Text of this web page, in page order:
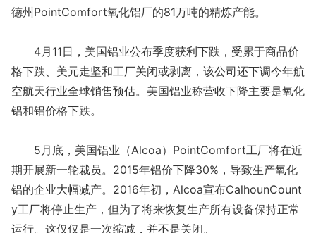
德州PointComfort氧化铝厂的81万吨的精炼产能。
4月11日，美国铝业公布季度获利下跌，受累于商品价
格下跌、美元走坚和工厂关闭或剥离，该公司还下调今年航
空航天行业全球销售预估。美国铝业称营收下降主要是氧化
铝和铝价格下跌。
5月底，美国铝业（Alcoa）PointComfort工厂将在近
期开展新一轮裁员。2015年铝价下降30%，导致生产氧化
铝的企业大幅减产。2016年初，Alcoa宣布CalhounCount
y工厂将停止生产，但为了将来恢复生产所有设备保持正常
运行。这仅仅是一次缩减，并不是关闭。